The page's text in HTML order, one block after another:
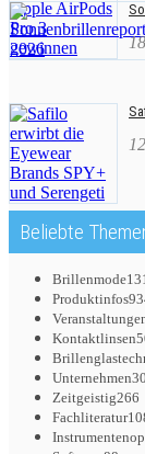
Beliebte
Brillenmode
Produktinfos
Kontaktlinsen
Unternehmen
Zeitgeistig266
Fachliteratur